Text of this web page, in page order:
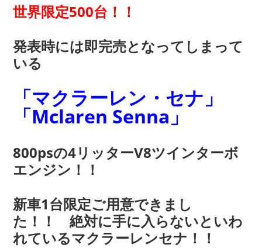
世界限定500台！！
発表時には即完売となってしまって
いる
「マクラーレン・セナ」
「Mclaren Senna」
800psの4リッターV8ツインターボ
エンジン！！
新車1台限定ご用意できまし
た！！ 絶対に手に入らないといわ
れているマクラーレンセナ！！